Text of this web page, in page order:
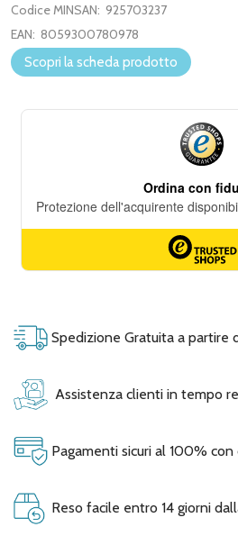
Codice MINSAN: 925703237
EAN: 8059300780978
Scopri la scheda prodotto
Spedizione Gratuita a partire
Assistenza clienti in tempo
Pagamenti sicuri al 100%
Reso facile entro 14 giorni